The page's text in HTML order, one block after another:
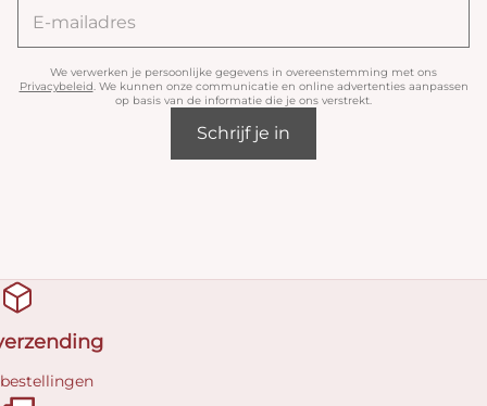
We verwerken je persoonlijke gegevens in overeenstemming met ons
Privacybeleid. We kunnen onze communicatie en online advertenties aanpassen
op basis van de informatie die je ons verstrekt.
Schrijf je in